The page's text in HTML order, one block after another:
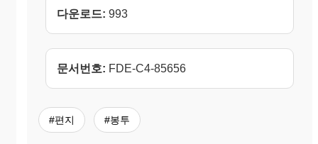
다운로드: 993
문서번호: FDE-C4-85656
#편지 #봉투